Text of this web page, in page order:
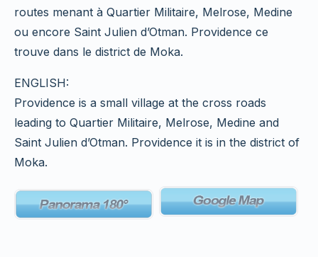
routes menant à Quartier Militaire, Melrose, Medine
ou encore Saint Julien d’Otman. Providence ce
trouve dans le district de Moka.
ENGLISH:
Providence is a small village at the cross roads
leading to Quartier Militaire, Melrose, Medine and
Saint Julien d’Otman. Providence it is in the district of
Moka.